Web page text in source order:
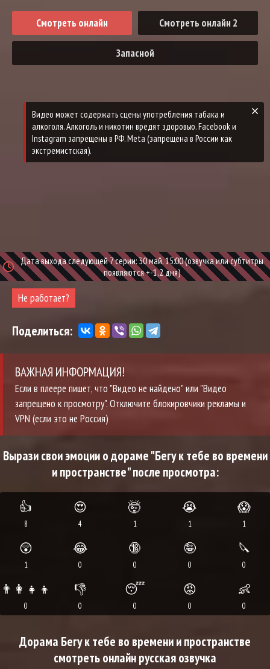
Смотреть онлайн Смотреть онлайн 2
Запасной
Дата выхода следующей 7 серии: 30 май. 15:00 (озвучка или субтитры
появляются +-1,2 дня)
Не работает?
Поделиться:
ВАЖНАЯ ИНФОРМАЦИЯ!
Если в плеере пишет, что "Видео не найдено" или "Видео
запрещено к просмотру". Отключите блокировчики рекламы и
VPN (если это не Россия)
Вырази свои эмоции о дораме "Бегу к тебе во времени
и пространстве" после просмотра:
👍
8
😍
4
🤯
1
😭
1
😱
1
😲
1
😂
0
🔞
0
🤪
0
🔪
0
👨‍👩‍👧‍👦
0
👎
0
😴
0
😡
0
👶
0
Дорама Бегу к тебе во времени и пространстве
смотреть онлайн русская озвучка